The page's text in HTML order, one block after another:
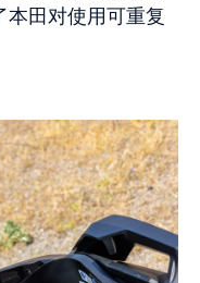
田对使用可重复